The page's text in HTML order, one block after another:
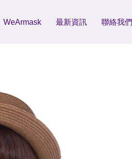
WeArmask 最新資訊 聯絡我們